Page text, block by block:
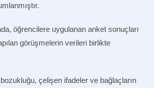
öğrencilere uygulanan anket sonuçları
görüşmelerin verileri birlikte
çelişen ifadeler ve bağlaçların